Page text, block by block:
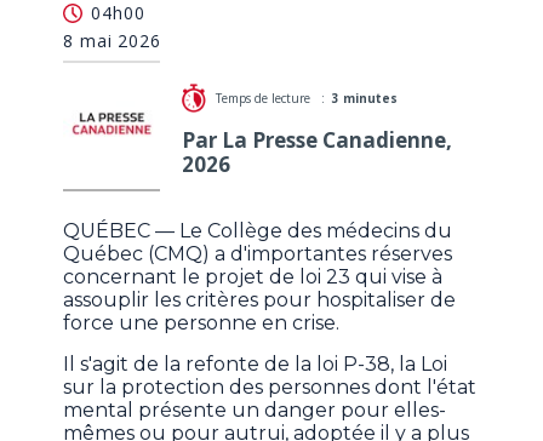
des médecins émet des réserves
04h00
8 mai 2026
Temps de lecture :3 minutes
Par La Presse Canadienne,
2026
QUÉBEC — Le Collège des médecins du
Québec (CMQ) a d'importantes réserves
concernant le projet de loi 23 qui vise à
assouplir les critères pour hospitaliser de
force une personne en crise.
Il s'agit de la refonte de la loi P-38, la Loi
sur la protection des personnes dont l'état
mental présente un danger pour elles-
mêmes ou pour autrui, adoptée il y a plus